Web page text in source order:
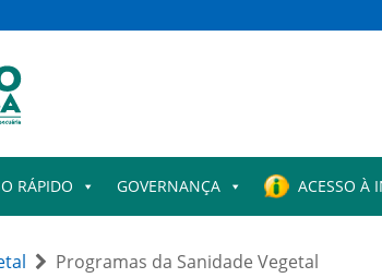
RÁPIDO GOVERNANÇA ACESSO À
Programas da Sanidade Vegetal